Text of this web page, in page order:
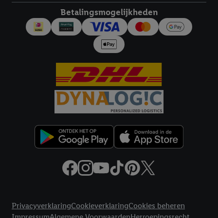
Betalingsmogelijkheden
PrivacyverklaringCookieverklaringCookies beheren